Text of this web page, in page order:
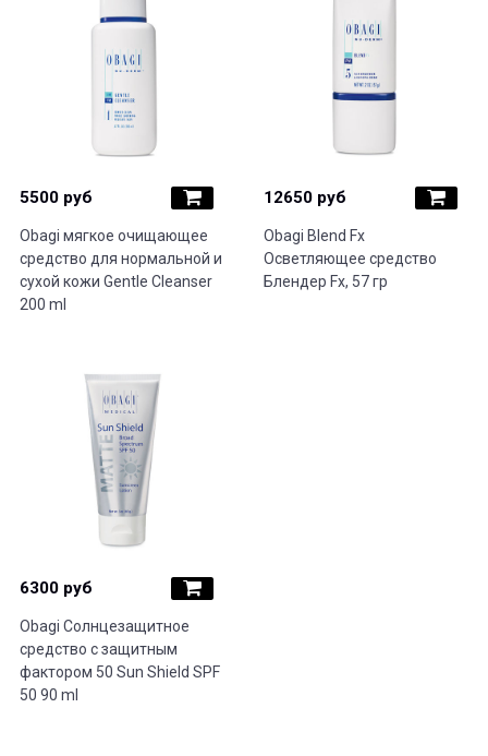
5500 руб
Obagi мягкое очищающее
средство для нормальной и
сухой кожи Gentle Cleanser
200 ml
12650 руб
Obagi Blend Fx
Осветляющее средство
Блендер Fx, 57 гр
6300 руб
Obagi Солнцезащитное
средство с защитным
фактором 50 Sun Shield SPF
50 90 ml